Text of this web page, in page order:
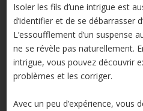
Isoler les fils d’une intrigue est
d’identifier et de se débarrasser
L’essoufflement d’un suspense
ne se révèle pas naturellement.
intrigue, vous pouvez découvrir
problèmes et les corriger.
Avec un peu d’expérience, vous